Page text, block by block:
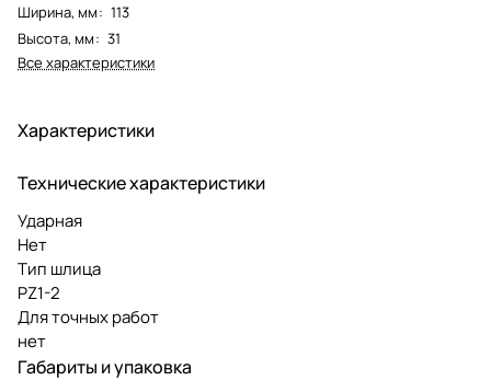
Ширина, мм: 113
Высота, мм: 31
Все характеристики
Характеристики
Технические характеристики
Ударная
Нет
Тип шлица
PZ1-2
Для точных работ
нет
Габариты и упаковка